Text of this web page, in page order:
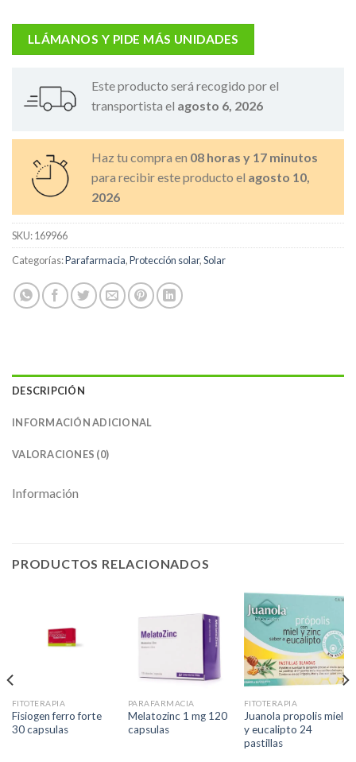
LLÁMANOS Y PIDE MÁS UNIDADES
Este producto será recogido por el
transportista el agosto 6, 2026
Haz tu compra en 08 horas y 17 minutos
para recibir este producto el agosto 10,
2026
SKU:169966
Categorías:Parafarmacia,Protección solar,Solar
DESCRIPCIÓN
INFORMACIÓN ADICIONAL
VALORACIONES (0)
Información
PRODUCTOS RELACIONADOS
FITOTERAPIA
Fisiogen ferro forte
30 capsulas
PARAFARMACIA
Melatozinc 1 mg 120
capsulas
FITOTERAPIA
Juanola propolis miel
y eucalipto 24
pastillas